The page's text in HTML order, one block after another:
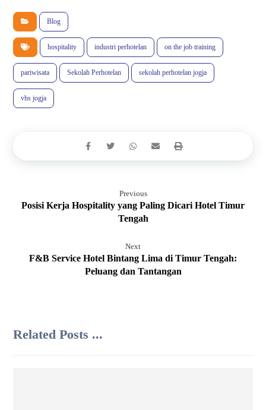
Blog
hospitality industri perhotelan on the job training
pariwisata Sekolah Perhotelan sekolah perhotelan jogja
vhs jogja
Previous
Posisi Kerja Hospitality yang Paling Dicari Hotel Timur
Tengah
Next
F&B Service Hotel Bintang Lima di Timur Tengah:
Peluang dan Tantangan
Related Posts ...